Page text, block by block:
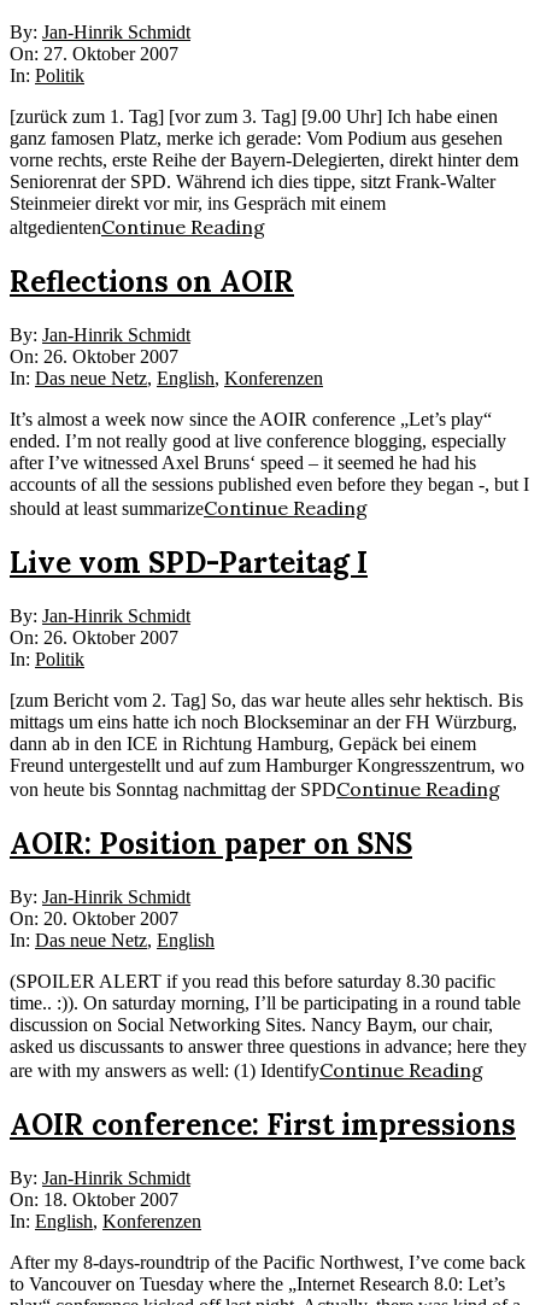
2007-
10-
27
By: Jan-Hinrik Schmidt
On: 27. Oktober 2007
In: Politik
[zurück zum 1. Tag] [vor zum 3. Tag] [9.00 Uhr] Ich habe einen
ganz famosen Platz, merke ich gerade: Vom Podium aus gesehen
vorne rechts, erste Reihe der Bayern-Delegierten, direkt hinter dem
Seniorenrat der SPD. Während ich dies tippe, sitzt Frank-Walter
Steinmeier direkt vor mir, ins Gespräch mit einem
altgedientenContinue Reading
Reflections on AOIR
2007-
10-
26
By: Jan-Hinrik Schmidt
On: 26. Oktober 2007
In: Das neue Netz, English, Konferenzen
It’s almost a week now since the AOIR conference „Let’s play“
ended. I’m not really good at live conference blogging, especially
after I’ve witnessed Axel Bruns‘ speed – it seemed he had his
accounts of all the sessions published even before they began -, but I
should at least summarizeContinue Reading
Live vom SPD-Parteitag I
2007-
10-
26
By: Jan-Hinrik Schmidt
On: 26. Oktober 2007
In: Politik
[zum Bericht vom 2. Tag] So, das war heute alles sehr hektisch. Bis
mittags um eins hatte ich noch Blockseminar an der FH Würzburg,
dann ab in den ICE in Richtung Hamburg, Gepäck bei einem
Freund untergestellt und auf zum Hamburger Kongresszentrum, wo
von heute bis Sonntag nachmittag der SPDContinue Reading
AOIR: Position paper on SNS
2007-
10-
20
By: Jan-Hinrik Schmidt
On: 20. Oktober 2007
In: Das neue Netz, English
(SPOILER ALERT if you read this before saturday 8.30 pacific
time.. :)). On saturday morning, I’ll be participating in a round table
discussion on Social Networking Sites. Nancy Baym, our chair,
asked us discussants to answer three questions in advance; here they
are with my answers as well: (1) IdentifyContinue Reading
AOIR conference: First impressions
2007-
10-
18
By: Jan-Hinrik Schmidt
On: 18. Oktober 2007
In: English, Konferenzen
After my 8-days-roundtrip of the Pacific Northwest, I’ve come back
to Vancouver on Tuesday where the „Internet Research 8.0: Let’s